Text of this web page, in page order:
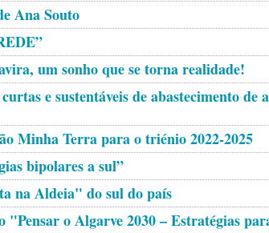
Ana Souto
um sonho que se torna realidade!
e sustentáveis de abastecimento de
Minha Terra para o triénio 2022-2025
bipolares a sul”
na Aldeia" do sul do país
"Pensar o Algarve 2030 – Estratégias